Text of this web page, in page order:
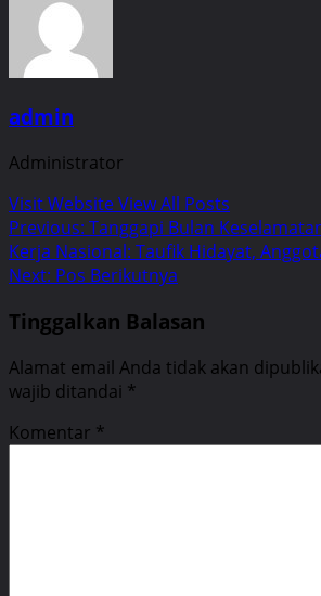
admin
Administrator
Visit WebsiteView All Posts
Post
navigation
Previous: Tanggapi Bulan
Kerja Nasional: Taufik Hidayat,
Next: Pos Berikutnya
Tinggalkan Balasan
Alamat email Anda tidak akan
wajib ditandai *
Komentar *